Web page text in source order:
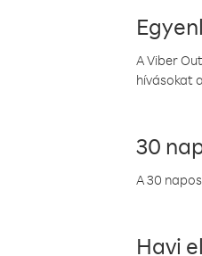
A Viber
hívásokat
30
A 30
Havi